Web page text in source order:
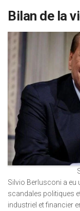
Bilan de la
Silvio Berlusconi a eu
scandales politiques
industriel et financier